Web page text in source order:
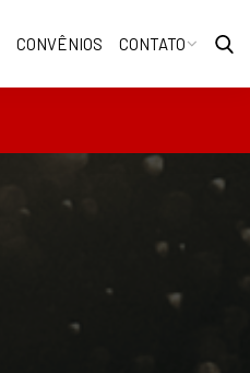
CONVÊNIOS CONTATO